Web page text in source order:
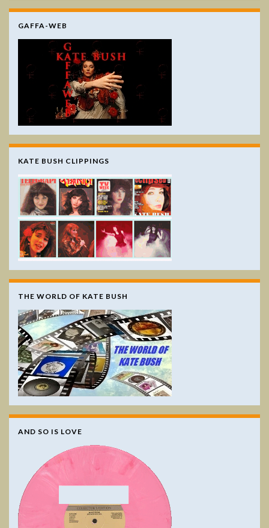
GAFFA-WEB
KATE BUSH CLIPPINGS
THE WORLD OF KATE BUSH
AND SO IS LOVE